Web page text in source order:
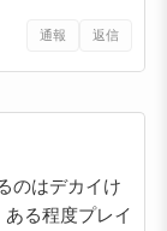
通報 返信
のはデカイけ
る程度プレイ